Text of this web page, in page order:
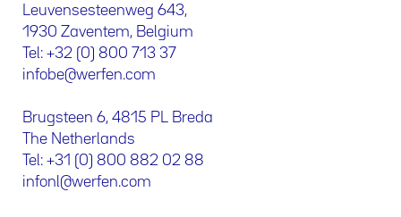
Leuvensesteenweg 643,
1930 Zaventem, Belgium
Tel: +32 (0) 800 713 37
infobe@werfen.com
Brugsteen 6, 4815 PL Breda
The Netherlands
Tel: +31 (0) 800 882 02 88
infonl@werfen.com